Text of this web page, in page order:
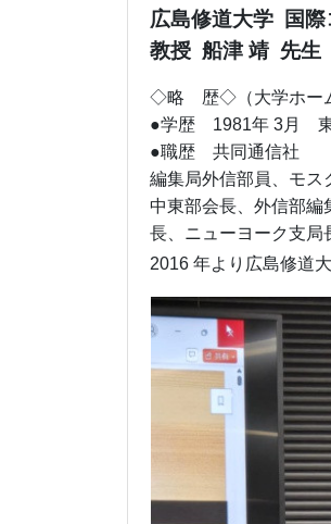
広島修道大学 国
教授 船津 靖 先生
◇略 歴◇ （大学ホー
●学歴 1981年 3月
●職歴 共同通信社
編集局外信部員、モス
中東部会長、外信部編
長、ニューヨーク支局
2016 年より広島修道